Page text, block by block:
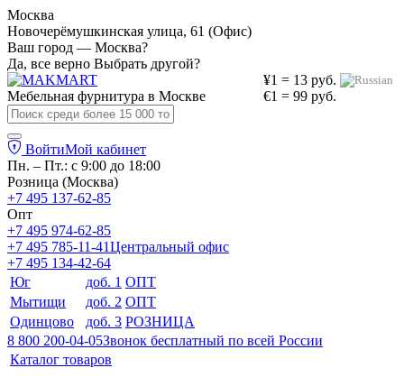
Москва
Новочерёмушкинская улица, 61 (Офис)
Ваш город — Москва?
Да, все верно Выбрать другой?
¥1 = 13 руб.
€1 = 99 руб.
Мебельная фурнитура в Москве
ВойтиМой кабинет
Пн. – Пт.: с 9:00 до 18:00
Розница (Москва)
+7 495 137-62-85
Опт
+7 495 974-62-85
+7 495 785-11-41Центральный офис
+7 495 134-42-64
Юг
доб. 1 ОПТ
Мытищи
доб. 2 ОПТ
Одинцово
доб. 3 РОЗНИЦА
8 800 200-04-05Звонок бесплатный по всей России
Каталог товаров